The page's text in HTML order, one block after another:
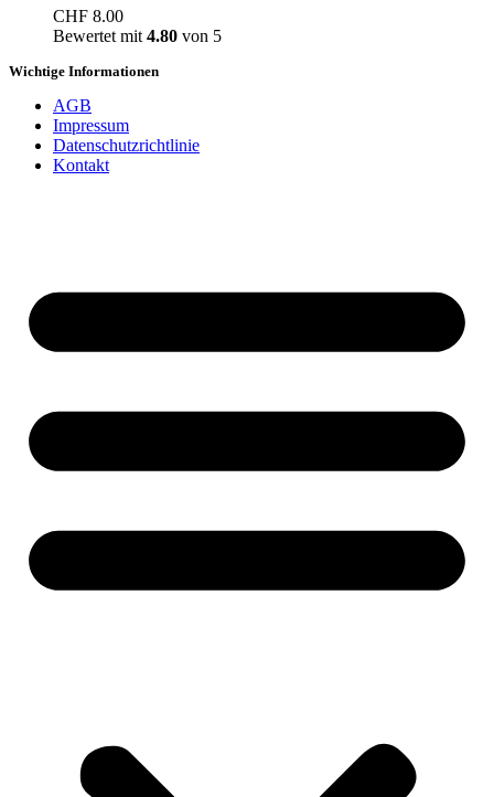
CHF 8.00
Bewertet mit 4.80 von 5
Wichtige Informationen
AGB
Impressum
Datenschutzrichtlinie
Kontakt